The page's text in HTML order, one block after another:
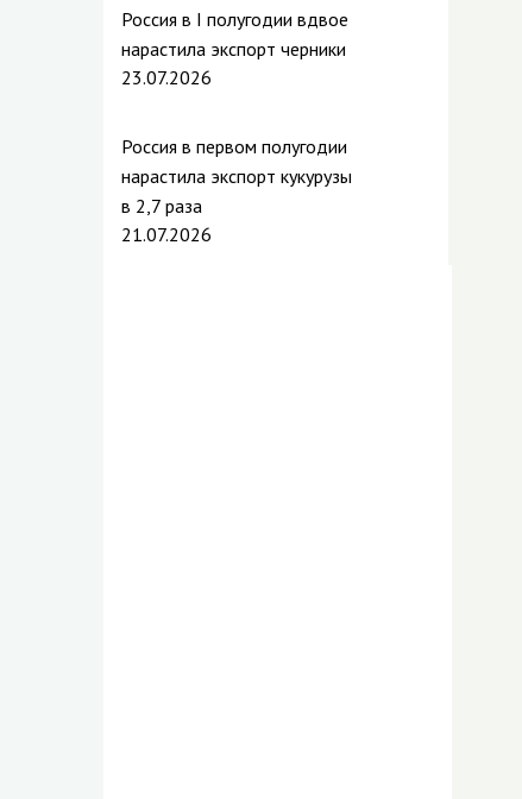
Россия в I полугодии вдвое
нарастила экспорт черники
23.07.2026
Россия в первом полугодии
нарастила экспорт кукурузы
в 2,7 раза
21.07.2026